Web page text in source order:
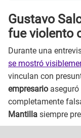
Gustavo
fue violento
Durante una
se mostró
vinculan con
empresario
completamente
Mantilla siempre